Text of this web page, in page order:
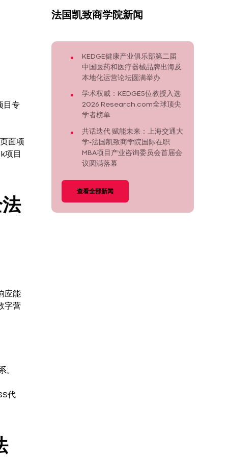
目专
面项
项目
应能
字营
。
代
法国凯致商学院新闻
KEDGE健康产业俱乐部第二届
中国医药和医疗器械品牌出海及
本地化运营论坛圆满举办
学术权威：KEDGE5位教授入选
2026 Research.com全球顶尖
学者榜单
共话迭代 赋能未来：上海交通大
学-法国凯致商学院国际在职
MBA项目产业咨询委员会首届会
议圆满落幕
查看全部新闻